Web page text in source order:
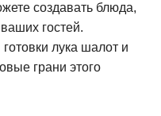
создавать блюда,
гостей.
лука шалот и
грани этого